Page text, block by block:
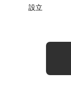
設立